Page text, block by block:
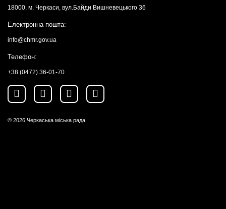
18000, м. Черкаси, вул.Байди Вишневецького 36
Електронна пошта:
info@chmr.gov.ua
Телефон:
+38 (0472) 36-01-70
© 2026 Черкаська міська рада